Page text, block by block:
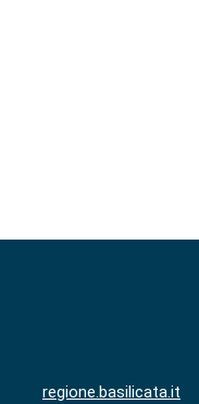
regione.basilicata.it